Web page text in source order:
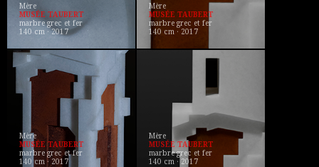
Mère
MUSÉE TAUBERT
marbre grec et fer
140 cm · 2017
Mère
MUSÉE TAUBERT
marbre grec et fer
140 cm · 2017
Mère
MUSÉE TAUBERT
marbre grec et fer
140 cm · 2017
Mère
MUSÉE TAUBERT
marbre grec et fer
140 cm · 2017